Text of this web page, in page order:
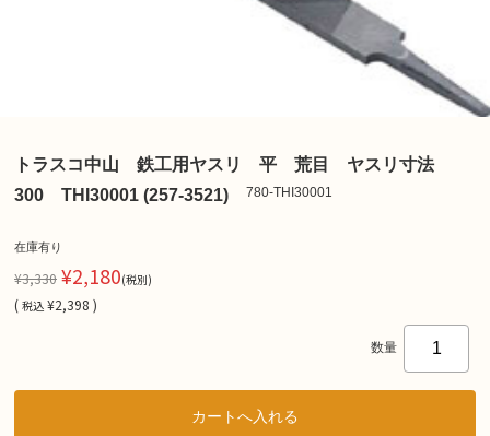
トラスコ中山 鉄工用ヤスリ 平 荒目 ヤスリ寸法
300 THI30001 (257-3521)
780-THI30001
在庫有り
¥3,330 ¥2,180(税別)
( 税込 ¥2,398 )
数量